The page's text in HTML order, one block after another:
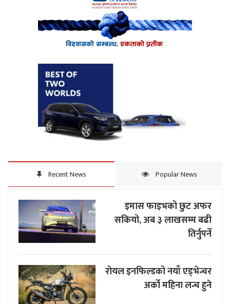
Recent News Popular News
इमास फाइभको छुट अफर
सकियो, अब ३ लाखसम्म बढी
तिर्नुपर्ने
रोयल इनफिल्डको नयाँ एड्भेन्चर
अर्को महिना लन्च हुने